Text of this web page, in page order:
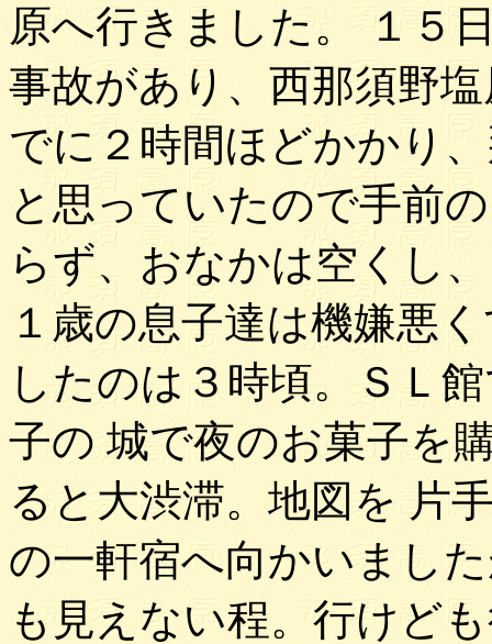
原へ行きました。 １５
事故があり、西那須野
でに２時間ほどかかり
と思っていたので手前
らず、おなかは空くし
１歳の息子達は機嫌悪
したのは３時頃。ＳＬ
子の 城で夜のお菓子を
ると大渋滞。地図を 片
の一軒宿へ向かいまし
も見えない程。行けど